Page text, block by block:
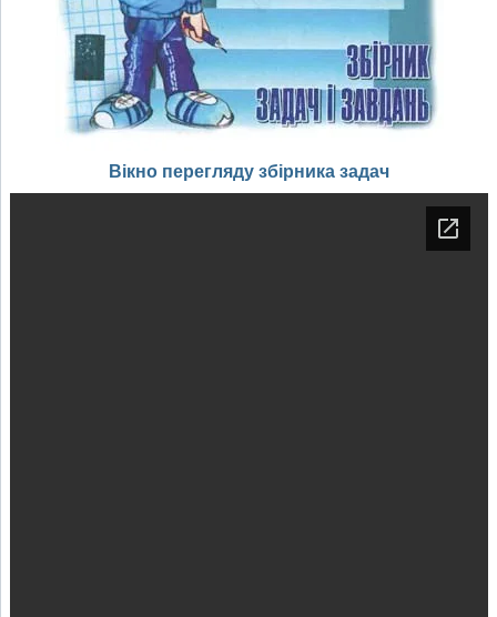
Вікно перегляду збірника задач